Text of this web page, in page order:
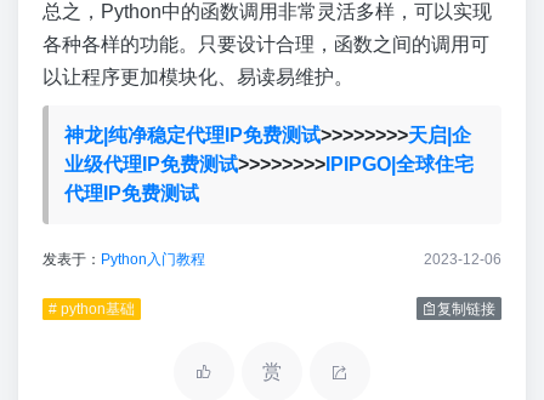
总之，Python中的函数调用非常灵活多样，可以实现
各种各样的功能。只要设计合理，函数之间的调用可
以让程序更加模块化、易读易维护。
神龙|纯净稳定代理IP免费测试>>>>>>>>天启|企
业级代理IP免费测试>>>>>>>>IPIPGO|全球住宅
代理IP免费测试
发表于： Python入门教程 2023-12-06
# python基础 复制链接
赏